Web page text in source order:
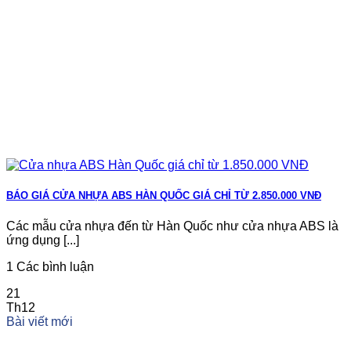
BÁO GIÁ CỬA NHỰA ABS HÀN QUỐC GIÁ CHỈ TỪ 2.850.000 VNĐ
Các mẫu cửa nhựa đến từ Hàn Quốc như cửa nhựa ABS là
ứng dụng [...]
1 Các bình luận
21
Th12
Bài viết mới